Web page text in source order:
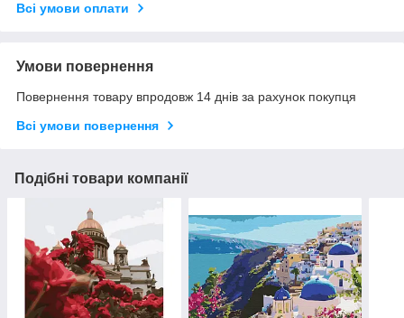
Всі умови оплати
Умови повернення
Повернення товару впродовж 14 днів за рахунок покупця
Всі умови повернення
Подібні товари компанії